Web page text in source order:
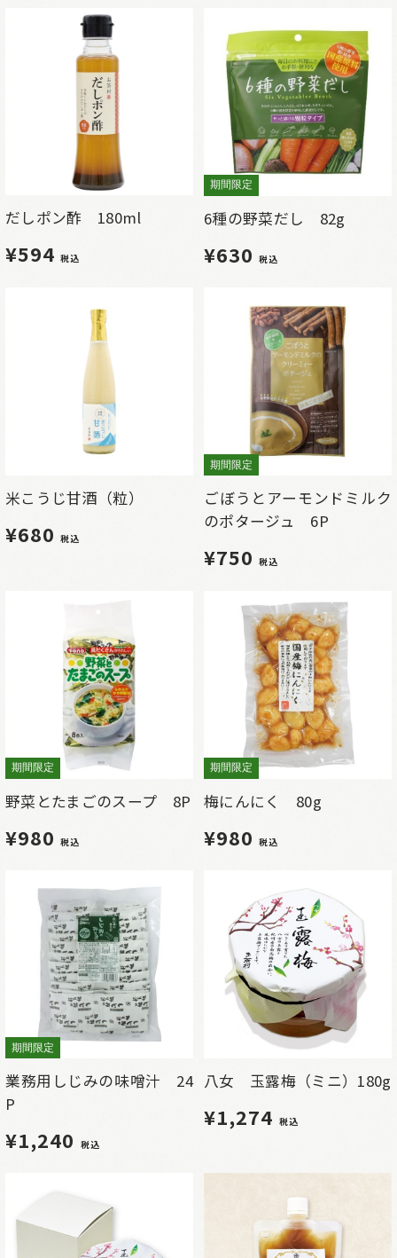
だしポン酢 180ml
¥594税込
期間限定
6種の野菜だし 82g
¥630税込
米こうじ甘酒（粒）
¥680税込
期間限定
ごぼうとアーモンドミルク
のポタージュ 6P
¥750税込
期間限定
野菜とたまごのスープ 8P
¥980税込
期間限定
梅にんにく 80g
¥980税込
期間限定
業務用しじみの味噌汁 24
P
¥1,240 税込
八女 玉露梅（ミニ）180g
¥1,274 税込